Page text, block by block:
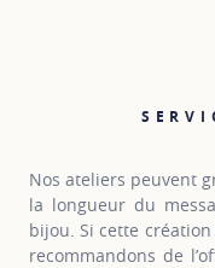
Nos ateliers peuvent
la longueur du
bijou. Si cette
recommandons de